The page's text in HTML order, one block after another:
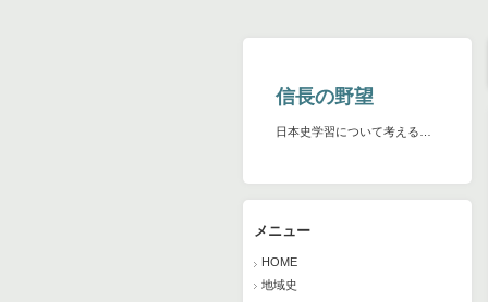
信長の野望
日本史学習について考える…
メニュー
HOME
地域史